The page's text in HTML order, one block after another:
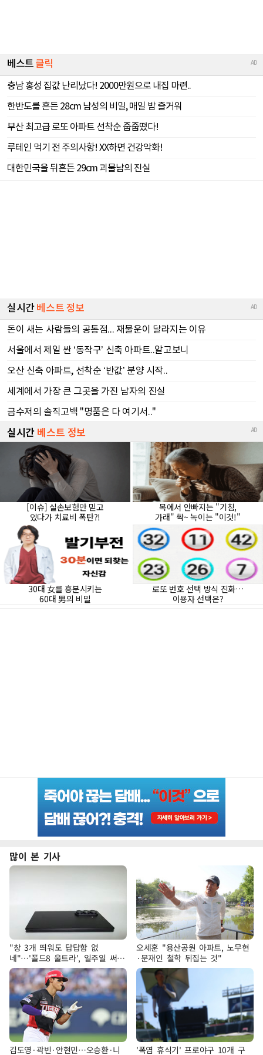
많이 본 기사
"창 3개 띄워도 답답함 없
네"…'폴드8 울트라', 일주일 써보
니
오세훈 "용산공원 아파트, 노무현
·문재인 철학 뒤집는 것"
김도영·곽빈·안현민…오승환·니
'폭염 휴식기' 프로야구 10개 구